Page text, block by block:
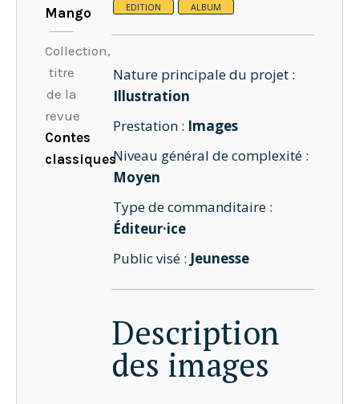
Mango
Collection,
titre
de la
revue
Contes
classiques
EDITION ALBUM
Nature principale du projet :
Illustration
Prestation : Images
Niveau général de complexité :
Moyen
Type de commanditaire :
Éditeur·ice
Public visé : Jeunesse
Description
des images